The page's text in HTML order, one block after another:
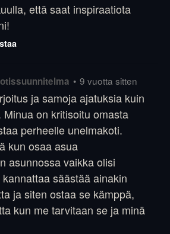
että saat inspiraatiota
• 9 vuotta sitten
ja samoja ajatuksia kuin
Minua on kritisoitu omasta
perheelle unelmakoti.
kun osaa asua
asunnossa vaikka olisi
säästää ainakin
ja siten ostaa se kämppä,
kun me tarvitaan se ja minä